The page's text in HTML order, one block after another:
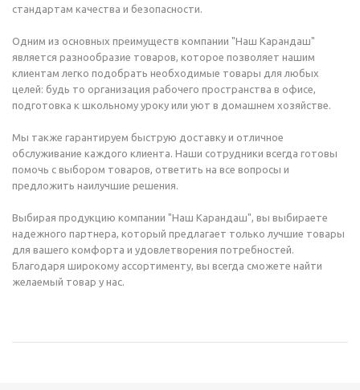
стандартам качества и безопасности.
Одним из основных преимуществ компании "Наш Карандаш"
является разнообразие товаров, которое позволяет нашим
клиентам легко подобрать необходимые товары для любых
целей: будь то организация рабочего пространства в офисе,
подготовка к школьному уроку или уют в домашнем хозяйстве.
Мы также гарантируем быструю доставку и отличное
обслуживание каждого клиента. Наши сотрудники всегда готовы
помочь с выбором товаров, ответить на все вопросы и
предложить наилучшие решения.
Выбирая продукцию компании "Наш Карандаш", вы выбираете
надежного партнера, который предлагает только лучшие товары
для вашего комфорта и удовлетворения потребностей.
Благодаря широкому ассортименту, вы всегда сможете найти
желаемый товар у нас.